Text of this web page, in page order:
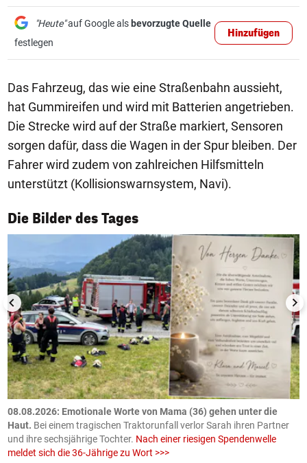
"Heute"auf Google als bevorzugte Quelle
festlegen
Hinzufügen
Das Fahrzeug, das wie eine Straßenbahn aussieht,
hat Gummireifen und wird mit Batterien angetrieben.
Die Strecke wird auf der Straße markiert, Sensoren
sorgen dafür, dass die Wagen in der Spur bleiben. Der
Fahrer wird zudem von zahlreichen Hilfsmitteln
unterstützt (Kollisionswarnsystem, Navi).
Die Bilder des Tages
1/50
08.08.2026: Emotionale Worte von Mama (36) gehen unter die
Haut. Bei einem tragischen Traktorunfall verlor Sarah ihren Partner
und ihre sechsjährige Tochter. Nach einer riesigen Spendenwelle
meldet sich die 36-Jährige zu Wort >>>